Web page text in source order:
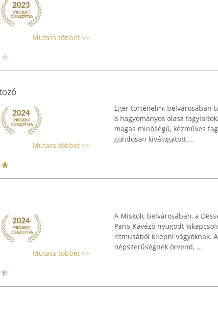
Mutass többet >>
Mutass többet >>
Eger történelmi belvárosában
a hagyományos olasz
magas minőségű, kézműves
gondosan kiválogatott ...
Mutass többet >>
A Miskolc belvárosában, a
Paris Kávézó nyugodt
ritmusából kilépni vágyóknak.
népszerűségnek örvend, ...